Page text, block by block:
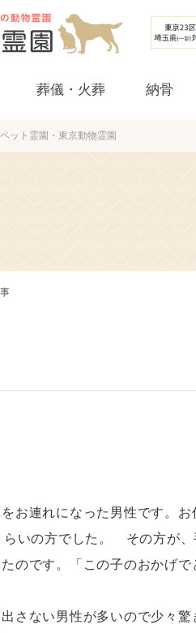
葬儀・火葬 納骨
ット霊園・東京動物霊園
お連れになった男性です。
らいの方でした。 その方が
のです。「この子のおかげ
さない男性が多いので少々